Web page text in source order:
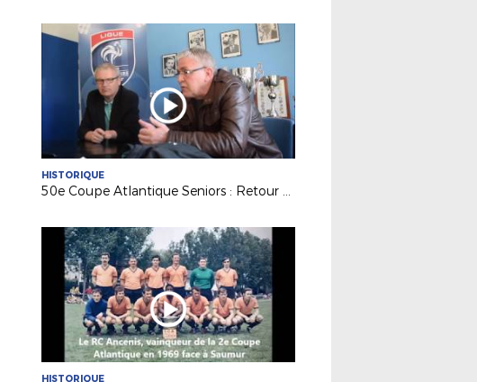
HISTORIQUE
50e Coupe Atlantique Seniors : Retour sur la victoire de l'ASPTT Nantes en 1982
HISTORIQUE